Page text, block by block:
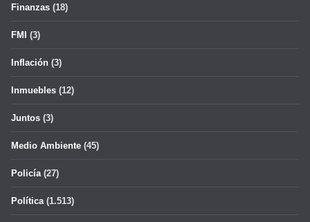
Finanzas (18)
FMI (3)
Inflación (3)
Inmuebles (12)
Juntos (3)
Medio Ambiente (45)
Policía(27)
Política(1.513)